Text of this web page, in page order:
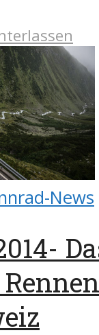
News